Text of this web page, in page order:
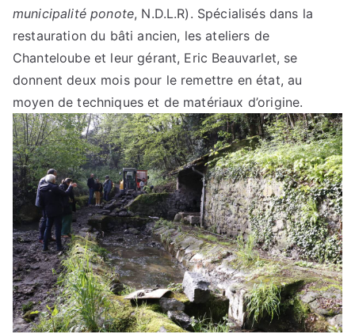
municipalité ponote, N.D.L.R). Spécialisés dans la
restauration du bâti ancien, les ateliers de
Chanteloube et leur gérant, Eric Beauvarlet, se
donnent deux mois pour le remettre en état, au
moyen de techniques et de matériaux d’origine.